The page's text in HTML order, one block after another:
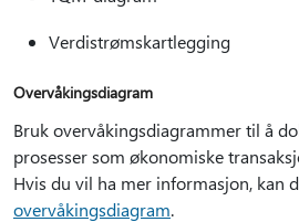
Verdistrømskartlegging
Overvåkingsdiagram
Bruk overvåkingsdiagrammer til å
prosesser som økonomiske
Hvis du vil ha mer informasjon, kan
overvåkingsdiagram.